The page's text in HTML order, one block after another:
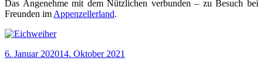
Das Ange­neh­me mit dem Nütz­li­chen ver­bun­den – zu Besuch bei
Freun­den im Appen­zel­ler­land.
Veröffentlicht
6. Januar 202014. Oktober 2021